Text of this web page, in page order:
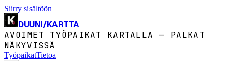
Siirry sisältöön
DUUNI/KARTTA
AVOIMET TYÖPAIKAT KARTALLA — PALKAT
NÄKYVISSÄ
TyöpaikatTietoa